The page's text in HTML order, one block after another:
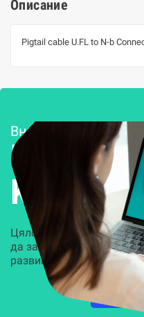
Описание
Pigtail cable U.FL to N-b
Внедряване и
Цялостни, задвижвани
да защитят всеки слой
развиващите се